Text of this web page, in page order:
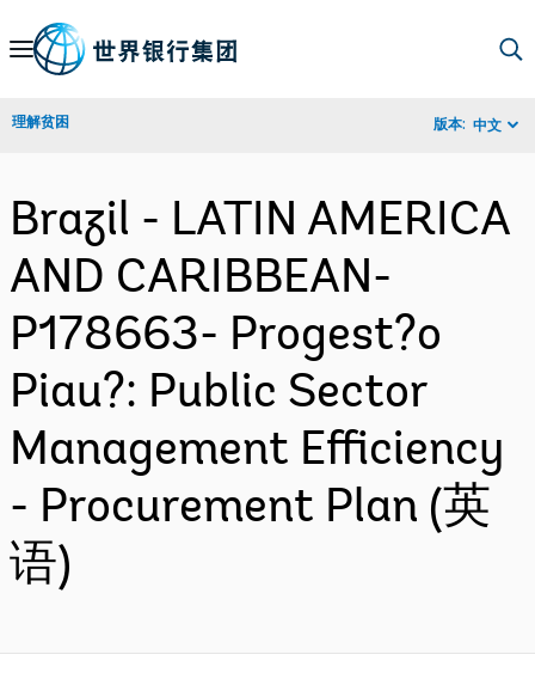
Skip
Navigation
理解贫困 版本: 中文
Brazil - LATIN AMERICA
AND CARIBBEAN-
P178663- Progest?o
Piau?: Public Sector
Management Efficiency
- Procurement Plan (英
语)